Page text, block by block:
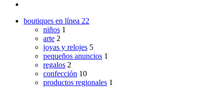
boutiques en línea 22
niños 1
arte 2
joyas y relojes 5
pequeños anuncios 1
regalos 2
confección 10
productos regionales 1